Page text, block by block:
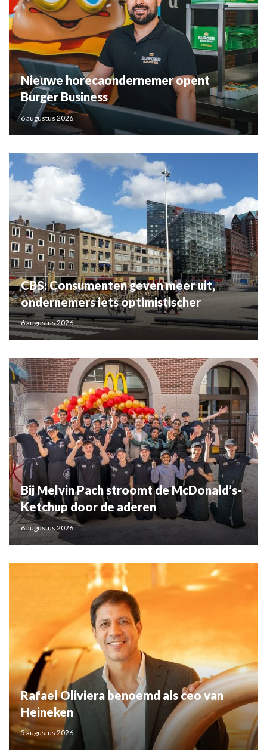
Nieuwe horecaondernemer opent
Burger Business
6 augustus 2026
CBS: Consumenten geven meer uit,
ondernemers iets optimistischer
6 augustus 2026
Bij Melvin Pach stroomt de McDonald’s-
Ketchup door de aderen
6 augustus 2026
Rafael Oliviera benoemd als ceo van
Heineken
5 augustus 2026